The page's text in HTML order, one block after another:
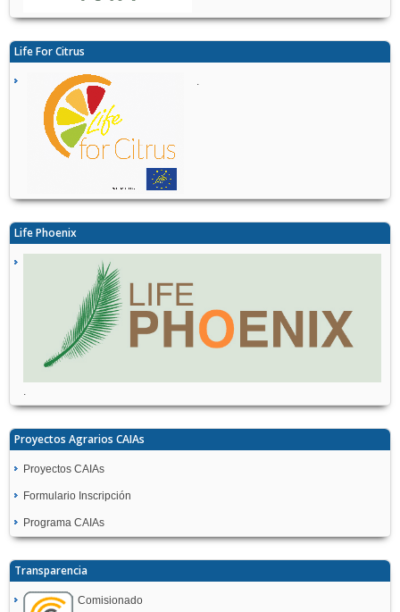
Life For Citrus
.
Life Phoenix
.
Proyectos Agrarios CAIAs
Proyectos CAIAs
Formulario Inscripción
Programa CAIAs
Transparencia
Comisionado